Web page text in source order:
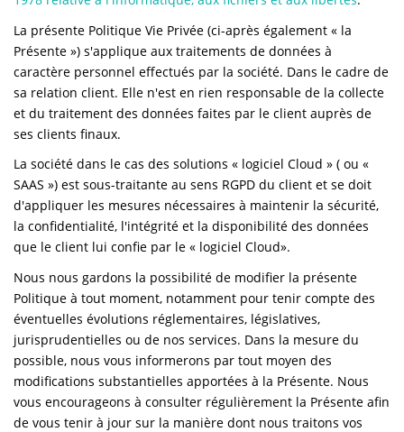
La présente Politique Vie Privée (ci-après également « la
Présente ») s'applique aux traitements de données à
caractère personnel effectués par la société. Dans le cadre de
sa relation client. Elle n'est en rien responsable de la collecte
et du traitement des données faites par le client auprès de
ses clients finaux.
La société dans le cas des solutions « logiciel Cloud » ( ou «
SAAS ») est sous-traitante au sens RGPD du client et se doit
d'appliquer les mesures nécessaires à maintenir la sécurité,
la confidentialité, l'intégrité et la disponibilité des données
que le client lui confie par le « logiciel Cloud».
Nous nous gardons la possibilité de modifier la présente
Politique à tout moment, notamment pour tenir compte des
éventuelles évolutions réglementaires, législatives,
jurisprudentielles ou de nos services. Dans la mesure du
possible, nous vous informerons par tout moyen des
modifications substantielles apportées à la Présente. Nous
vous encourageons à consulter régulièrement la Présente afin
de vous tenir à jour sur la manière dont nous traitons vos